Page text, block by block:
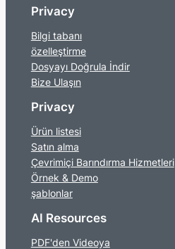
Privacy
Bilgi tabanı
özelleştirme
Dosyayı Doğrula İndir
Bize Ulaşın
Privacy
Ürün listesi
Satın alma
Çevrimiçi Barındırma Hizmetleri
Örnek & Demo
şablonlar
AI Resources
PDF'den Videoya